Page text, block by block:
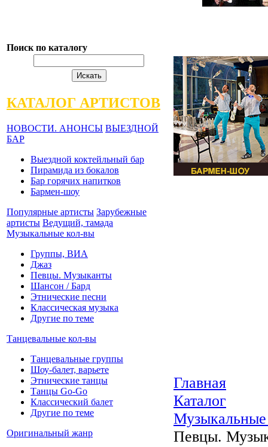
Поиск по каталогу
КАТАЛОГ АРТИСТОВ
НОВОСТИ. АНОНСЫ ВЫЕЗДНОЙ
БАР
Выездной коктейльный бар
Пирамида из бокалов
Бар горячих напитков
Бармен-шоу
Популярные артисты Зарубежные
артисты Ведущий, тамада
Музыкальные кол-вы
Группы, ВИА
Джаз
Певцы. Музыканты
Шансон / Бард
Этнические песни
Классическая музыка
Другие по теме
Танцевальные кол-вы
Танцевальные группы
Шоу-балет, варьете
Этнические танцы
Танцы Go-Go
Классический балет
Другие по теме
Оригинальный жанр
Главная
Каталог
Певцы.